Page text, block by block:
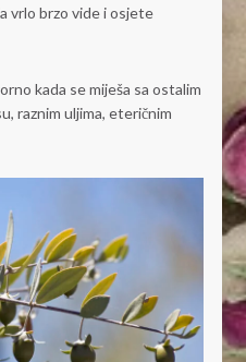
vrlo brzo vide i osjete
kada se miješa sa ostalim
raznim uljima, eteričnim